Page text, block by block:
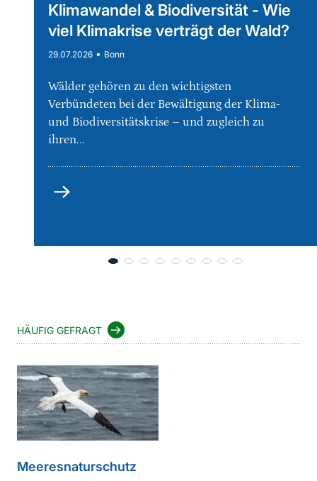
Klimawandel & Biodiversität - Wie
viel Klimakrise verträgt der Wald?
29.07.2026 • Bonn
Wälder gehören zu den wichtigsten
Verbündeten bei der Bewältigung der Klima-
und Biodiversitätskrise – und zugleich zu
ihren...
mehr
HÄUFIG GEFRAGT
Meeresnaturschutz